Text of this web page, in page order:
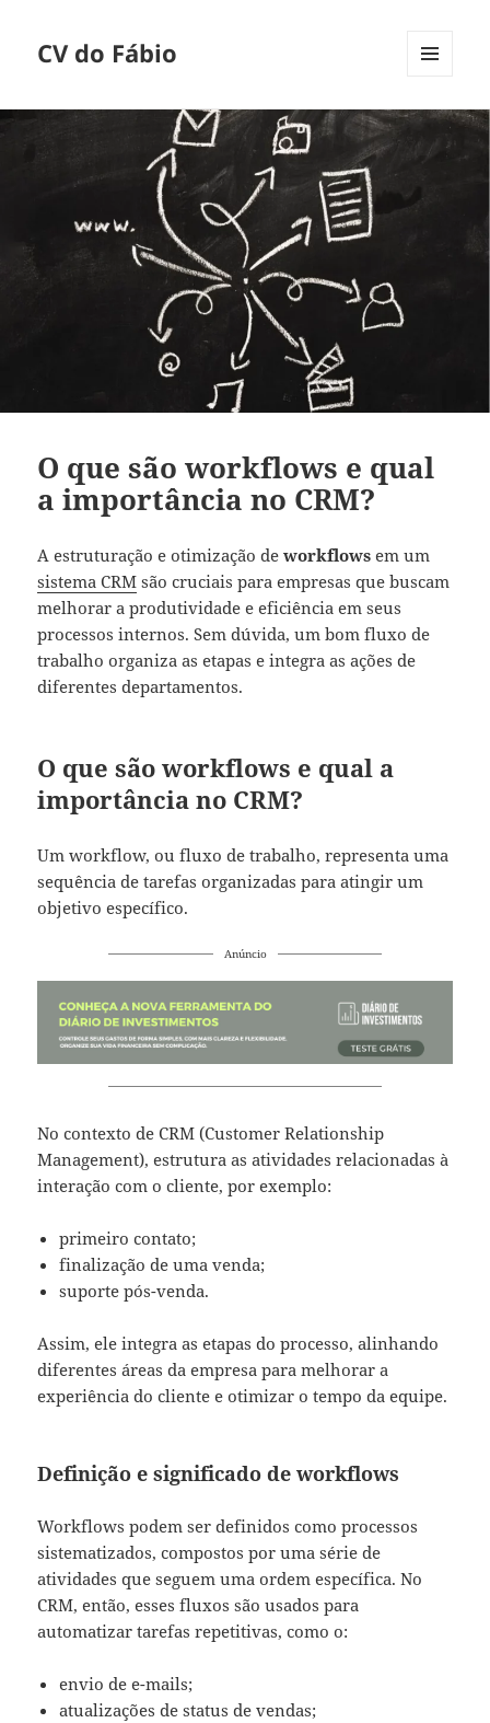
CV do Fábio
WIDGETS
O que são workflows e qual
a importância no CRM?
A estruturação e otimização deworkflows em um
sistema CRM são cruciais para empresas que buscam
melhorar a produtividade e eficiência em seus
processos internos. Sem dúvida, um bom fluxo de
trabalho organiza as etapas e integra as ações de
diferentes departamentos.
O que são workflows e qual a
importância no CRM?
Um workflow, ou fluxo de trabalho, representa uma
sequência de tarefas organizadas para atingir um
objetivo específico.
Anúncio
No contexto de CRM (Customer Relationship
Management), estrutura as atividades relacionadas à
interação com o cliente, por exemplo:
primeiro contato;
finalização de uma venda;
suporte pós-venda.
Assim, ele integra as etapas do processo, alinhando
diferentes áreas da empresa para melhorar a
experiência do cliente e otimizar o tempo da equipe.
Definição e significado de workflows
Workflows podem ser definidos como processos
sistematizados, compostos por uma série de
atividades que seguem uma ordem específica. No
CRM, então, esses fluxos são usados para
automatizar tarefas repetitivas, como o:
envio de e-mails;
atualizações de status de vendas;